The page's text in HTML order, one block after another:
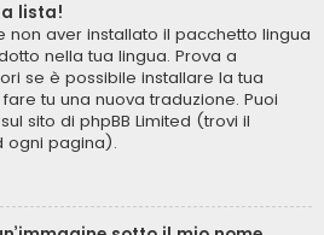
lista!
non aver installato il pacchetto lingua
nella tua lingua. Prova a
se è possibile installare la tua
tu una nuova traduzione. Puoi
sito di phpBB Limited (trovi il
ogni pagina).